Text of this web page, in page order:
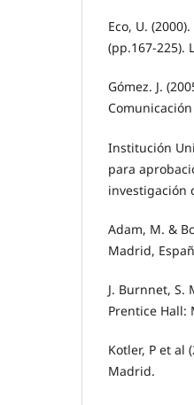
Eco, U.
(pp.167-225).
Gómez. J.
Institución
para
investigación
Adam, M. &
Madrid,
J. Burnnet, S.
Prentice Hall:
Kotler, P et al
Madrid.